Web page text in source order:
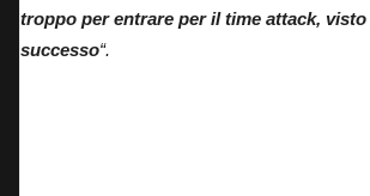
troppo per entrare per il time attack, visto
successo“.